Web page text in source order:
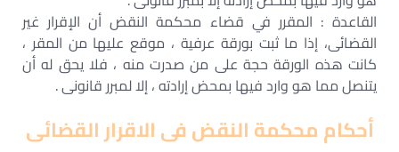
القاعدة : المقرر في قضاء محكمة النقض أن الإقرار غير
القضائى، إذا ما ثبت بورقة عرفية ، موقع عليها من المقر ،
كانت هذه الورقة حجة على من صدرت منه ، فلا يحق له أن
يتنصل مما هو وارد فيها بمحض إرادته ، إلا لمبرر قانونى .
أحكام محكمة النقض فى الاقرار القضائى